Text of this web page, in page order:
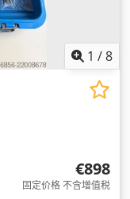
1 /8
€898
固定价格 不含增值税